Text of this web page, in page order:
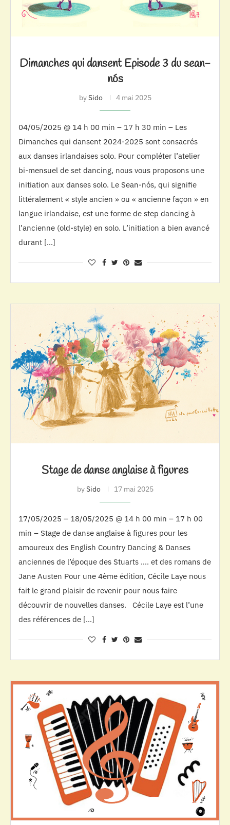
Dimanches qui dansent Episode 3 du sean-
nós
bySido 4 mai 2025
04/05/2025 @ 14 h 00 min – 17 h 30 min – Les
Dimanches qui dansent 2024-2025 sont consacrés
aux danses irlandaises solo. Pour compléter l’atelier
bi-mensuel de set dancing, nous vous proposons une
initiation aux danses solo. Le Sean-nós, qui signifie
littéralement « style ancien » ou « ancienne façon » en
langue irlandaise, est une forme de step dancing à
l’ancienne (old-style) en solo. L’initiation a bien avancé
durant […]
Stage de danse anglaise à figures
bySido 17 mai 2025
17/05/2025 – 18/05/2025 @ 14 h 00 min – 17 h 00
min – Stage de danse anglaise à figures pour les
amoureux des English Country Dancing & Danses
anciennes de l’époque des Stuarts …. et des romans de
Jane Austen Pour une 4ème édition, Cécile Laye nous
fait le grand plaisir de revenir pour nous faire
découvrir de nouvelles danses. Cécile Laye est l’une
des références de […]